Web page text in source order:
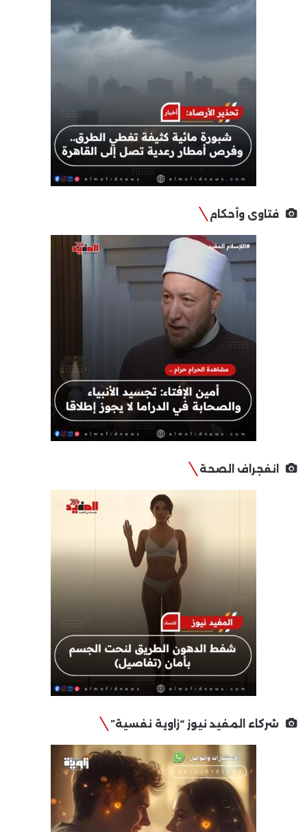
فتاوى وأحكام
انفجراف الصحة
شركاء المفيد نيوز “زاوية نفسية”